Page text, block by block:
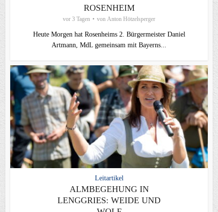
ROSENHEIM
vor 3 Tagen von Anton Hötzelsperger
Heute Morgen hat Rosenheims 2. Bürgermeister Daniel
Artmann, MdL gemeinsam mit Bayerns...
Leitartikel
ALMBEGEHUNG IN
LENGGRIES: WEIDE UND